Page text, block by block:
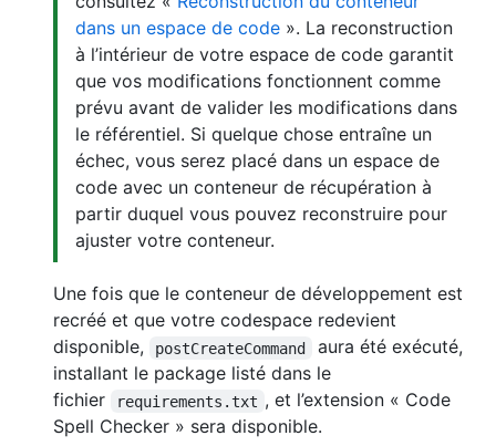
dans un espace de code ». La reconstruction
à l’intérieur de votre espace de code garantit
que vos modifications fonctionnent comme
prévu avant de valider les modifications dans
le référentiel. Si quelque chose entraîne un
échec, vous serez placé dans un espace de
code avec un conteneur de récupération à
partir duquel vous pouvez reconstruire pour
ajuster votre conteneur.
Une fois que le conteneur de développement est
recréé et que votre codespace redevient
disponible,
postCreateCommand
aura été exécuté,
installant le package listé dans le
fichier
requirements.txt , et l’extension « Code
Spell Checker » sera disponible.